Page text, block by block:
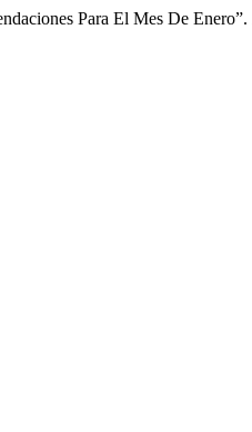
Para El Mes De Enero”.